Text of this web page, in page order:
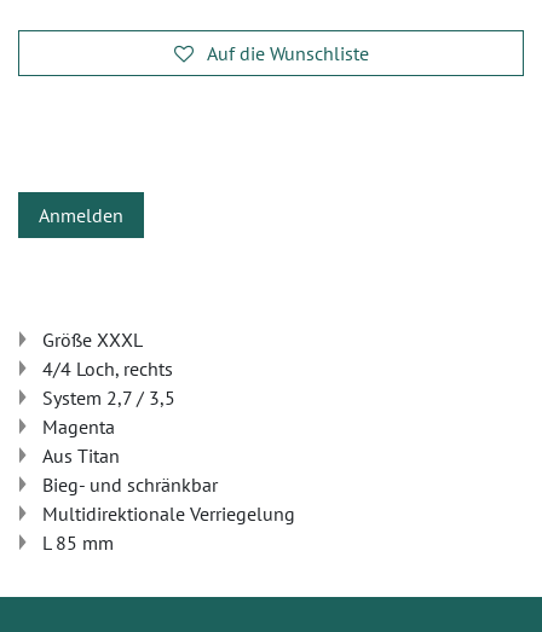
Auf die Wunschliste
Anmelden
Größe XXXL
4/4 Loch, rechts
System 2,7 / 3,5
Magenta
Aus Titan
Bieg- und schränkbar
Multidirektionale Verriegelung
L 85 mm